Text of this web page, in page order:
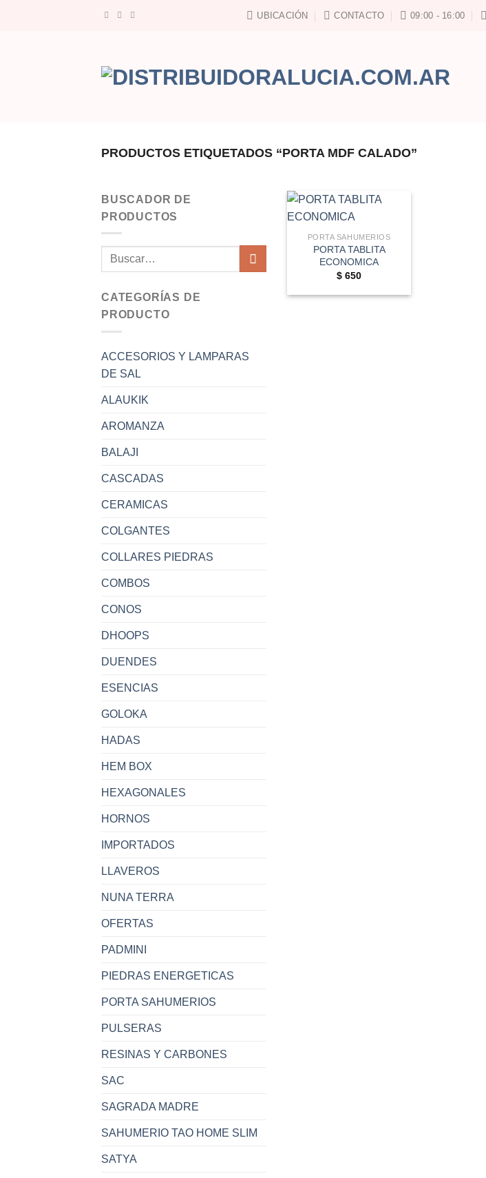
UBICACIÓN CONTACTO 09:00 - 16:00
PRODUCTOS ETIQUETADOS “PORTA MDF CALADO”
BUSCADOR DE
PRODUCTOS
Buscar
CATEGORÍAS DE
PRODUCTO
ACCESORIOS Y LAMPARAS
DE SAL
ALAUKIK
AROMANZA
BALAJI
CASCADAS
CERAMICAS
COLGANTES
COLLARES PIEDRAS
COMBOS
CONOS
DHOOPS
DUENDES
ESENCIAS
GOLOKA
HADAS
HEM BOX
HEXAGONALES
HORNOS
IMPORTADOS
LLAVEROS
NUNA TERRA
OFERTAS
PADMINI
PIEDRAS ENERGETICAS
PORTA SAHUMERIOS
PULSERAS
RESINAS Y CARBONES
SAC
SAGRADA MADRE
SAHUMERIO TAO HOME SLIM
SATYA
PORTA SAHUMERIOS
PORTA TABLITA
ECONOMICA
$ 650